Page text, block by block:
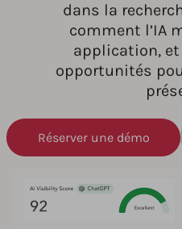
dans la
comment l’IA
application, et
opportunités
Réserver une démo